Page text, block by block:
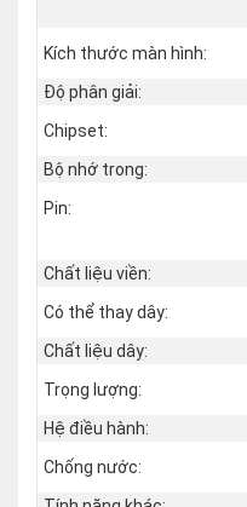
Kích thước màn hình:
Độ phân giải:
Chipset:
Bộ nhớ trong:
Pin:
Chất liệu viền:
Có thể thay dây:
Chất liệu dây:
Trọng lượng:
Hệ điều hành:
Chống nước: